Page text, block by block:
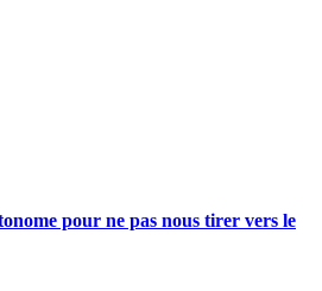
pour ne pas nous tirer vers le